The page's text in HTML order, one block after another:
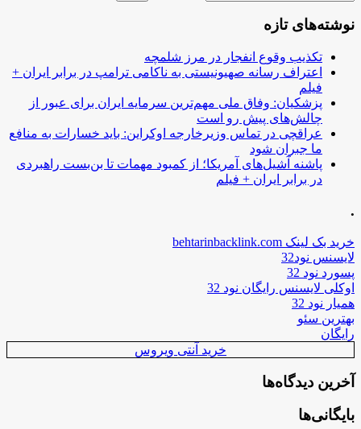
نوشته‌های تازه
تکذیب وقوع انفجار در مرز شلمچه
اعتراف رسانه صهیونیستی به ناکامی ترامپ در برابر ایران +
فیلم
پزشکیان: وفاق ملی مهم‌ترین سرمایه ایران برای عبور از
چالش‌های پیش رو است
عراقچی در تماس وزیرخارجه اوکراین: باید خسارات به منافع
ما جبران شود
پاشنه آشیل‌های آمریکا؛ از کمبود مهمات تا بن‌بست راهبردی
در برابر ایران + فیلم
.
خرید بک لینک behtarinbacklink.com
لایسنس نود32
پسورد نود 32
اوکلی لایسنس رایگان نود 32
همیار نود 32
بهترین سئو
رایگان
خرید آنتی ویروس
آخرین دیدگاه‌ها
بایگانی‌ها